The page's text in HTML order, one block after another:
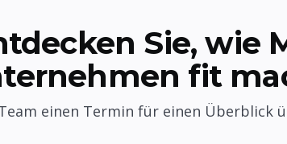
Sie, wie
fit
einen Termin für einen